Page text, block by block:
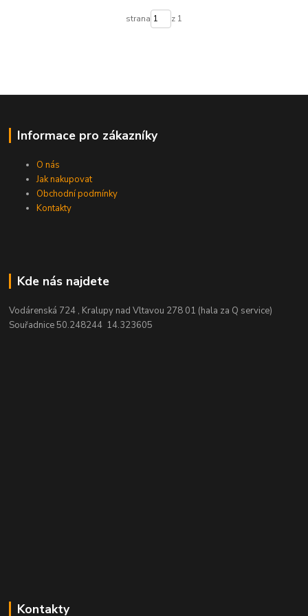
strana z 1
Informace pro zákazníky
O nás
Jak nakupovat
Obchodní podmínky
Kontakty
Kde nás najdete
Vodárenská 724 , Kralupy nad Vltavou 278 01 (hala za Q service)
Souřadnice 50.248244 14.323605
Kontakty